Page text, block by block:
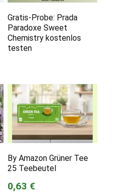
Gratis-Probe: Prada
Paradoxe Sweet
Chemistry kostenlos
testen
By Amazon Grüner Tee
25 Teebeutel
0,63 €